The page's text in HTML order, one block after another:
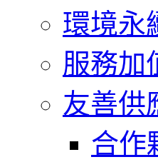
環境永
服務加
友善供
合作